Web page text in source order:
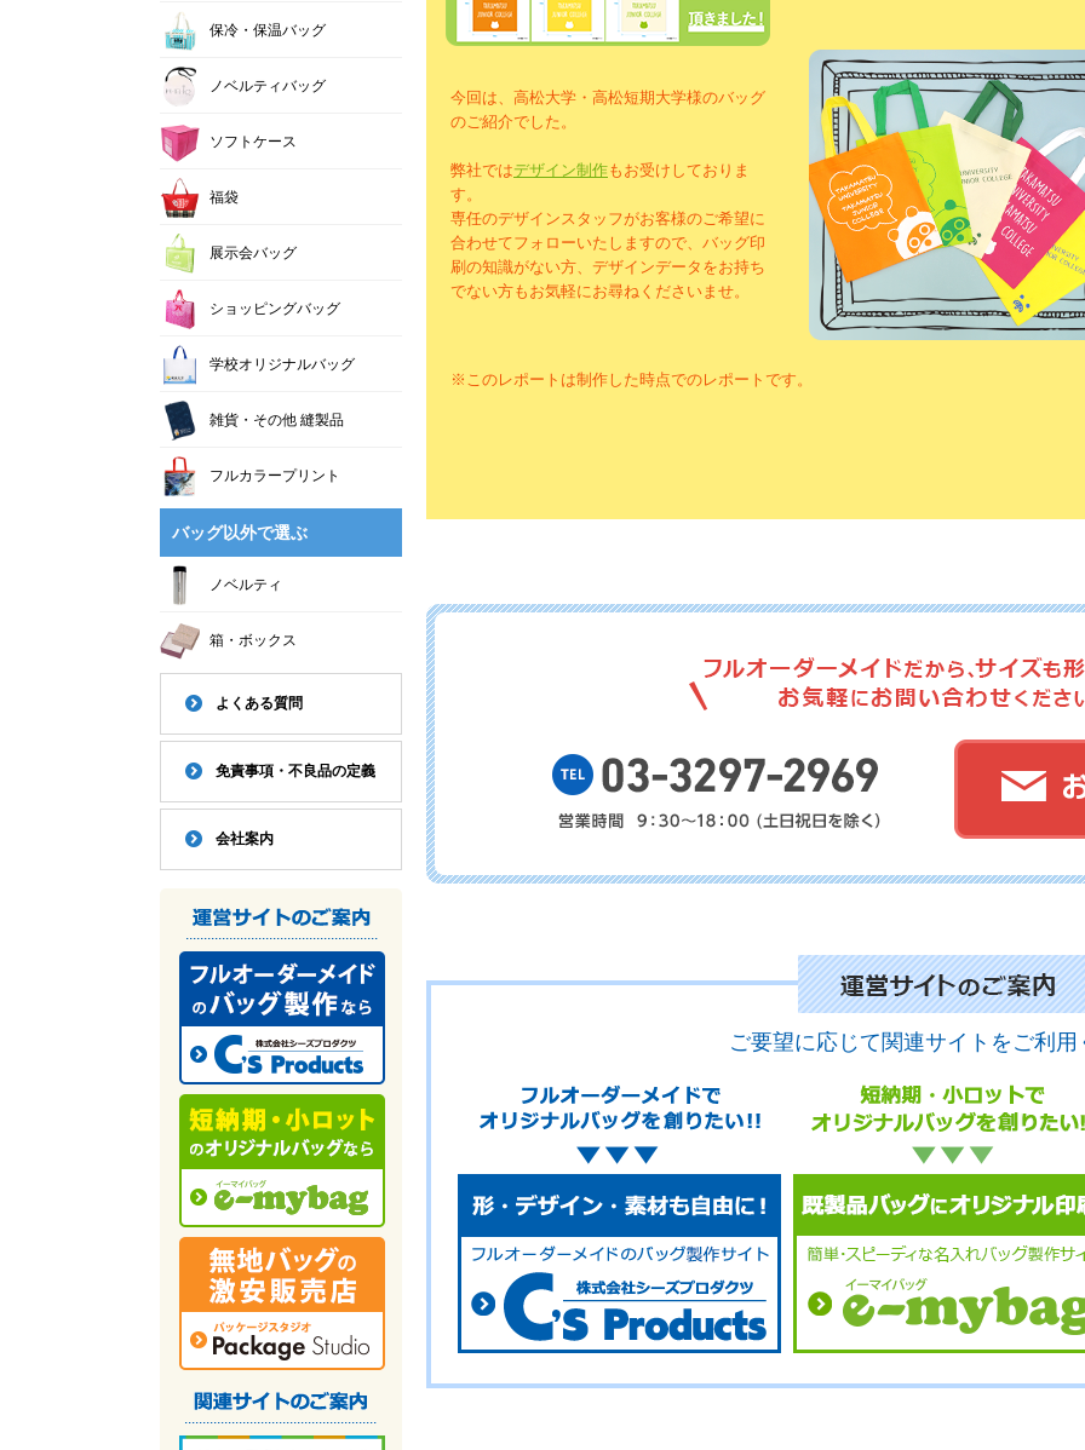
今回は、高松大学・高松短期大学様のバッグ
のご紹介でした。
弊社ではデザイン制作もお受けしておりま
す。
専任のデザインスタッフがお客様のご希望に
合わせてフォローいたしますので、バッグ印
刷の知識がない方、デザインデータをお持ち
でない方もお気軽にお尋ねくださいませ。
※このレポートは制作した時点でのレポートです。
ご要望に応じて関連サイトをご利用
保冷・保温バッグ
ノベルティバッグ
ソフトケース
福袋
展示会バッグ
ショッピングバッグ
学校オリジナルバッグ
雑貨・その他 縫製品
フルカラープリント
バッグ以外で選ぶ
ノベルティ
箱・ボックス
よくある質問
免責事項・不良品の定義
会社案内